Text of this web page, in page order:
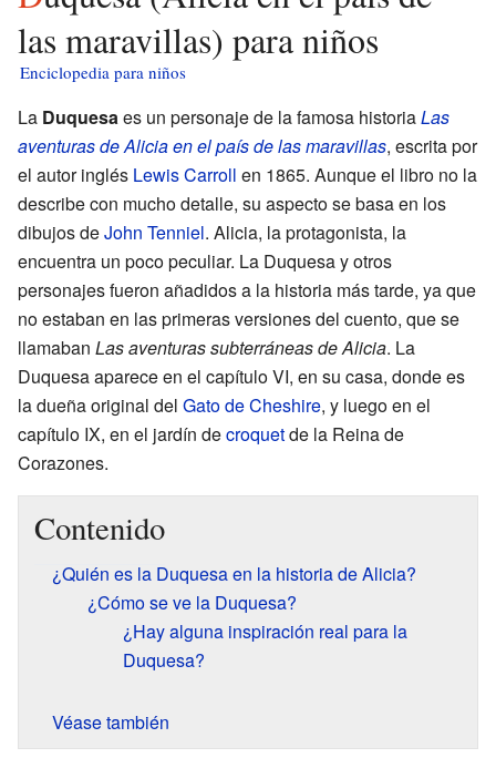
las maravillas) para niños
Enciclopedia para niños
La Duquesaes un personaje de la famosa historiaLas
aventuras de Alicia en el país de las maravillas, escrita por
el autor inglés Lewis Carroll en 1865. Aunque el libro no la
describe con mucho detalle, su aspecto se basa en los
dibujos deJohn Tenniel. Alicia, la protagonista, la
encuentra un poco peculiar. La Duquesa y otros
personajes fueron añadidos a la historia más tarde, ya que
no estaban en las primeras versiones del cuento, que se
llamaban Las aventuras subterráneas de Alicia. La
Duquesa aparece en el capítulo VI, en su casa, donde es
la dueña original del Gato de Cheshire, y luego en el
capítulo IX, en el jardín decroquetde la Reina de
Corazones.
Contenido
¿Quién es la Duquesa en la historia de Alicia?
¿Cómo se ve la Duquesa?
¿Hay alguna inspiración real para la
Duquesa?
Véase también